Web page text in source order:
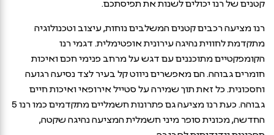
קטנים של רנו יכולים לשנות את תפיסתכם.
רנו מציעה רכבים קטנים המשלבים נוחות, עיצוב וטכנולוגיה
מתקדמת לחווית נהיגה עירונית אופטימלית. דגמי רנו
הקומפקטיים מתוכננים עם דגש על מרחב פנימי חכם ואיכות
חומרים גבוהה. הם מאפשרים ניווט קל בעיר לצד נסיעה רגועה
וחסכונית. כל זאת תוך שמירה על סטייל אירופאי ואיכות חיים
גבוהה. כעת רנו מציעה גם פתרונות חשמליים מתקדמים כמו רנו 5
החדשה, מכונית סופר מיני חשמלית המציעה נהיגה שקטה,